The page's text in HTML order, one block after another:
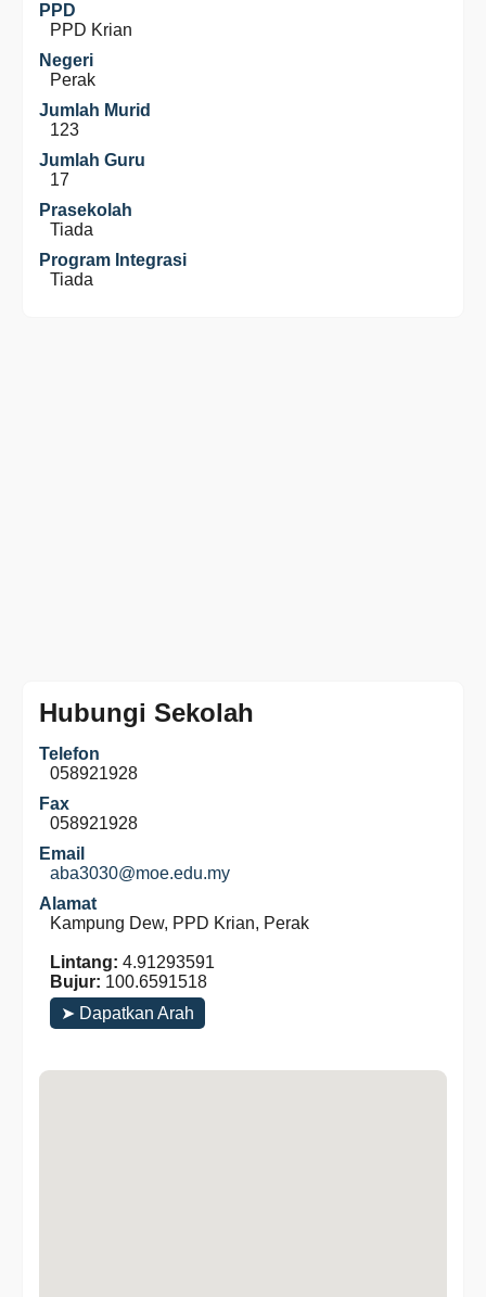
PPD
PPD Krian
Negeri
Perak
Jumlah Murid
123
Jumlah Guru
17
Prasekolah
Tiada
Program Integrasi
Tiada
Hubungi Sekolah
Telefon
058921928
Fax
058921928
Email
aba3030@moe.edu.my
Alamat
Kampung Dew, PPD Krian, Perak
Lintang: 4.91293591
Bujur: 100.6591518
➤ Dapatkan Arah